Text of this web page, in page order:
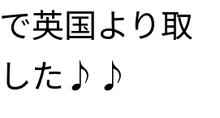
英国より取
した♪♪